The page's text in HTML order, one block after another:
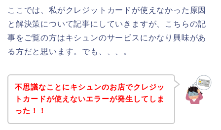
ここでは、私がクレジットカードが使えなかった原因
と解決策について記事にしていきますが、こちらの記
事をご覧の方はキシュンのサービスにかなり興味があ
る方だと思います。でも、、、。
不思議なことにキシュンのお店でクレジッ
トカードが使えないエラーが発生してしま
った！！